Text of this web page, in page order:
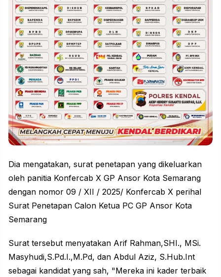
Dia mengatakan, surat penetapan yang dikeluarkan
oleh panitia Konfercab X GP Ansor Kota Semarang
dengan nomor 09 / XII / 2025/ Konfercab X perihal
Surat Penetapan Calon Ketua PC GP Ansor Kota
Semarang
Surat tersebut menyatakan Arif Rahman,SHI., MSi.
Masyhudi,S.Pd.I.,M.Pd, dan Abdul Aziz, S.Hub.Int
sebagai kandidat yang sah, "Mereka ini kader terbaik